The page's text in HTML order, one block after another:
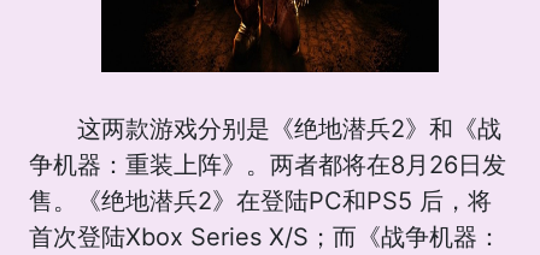
这两款游戏分别是《绝地潜兵2》和《战
争机器：重装上阵》。两者都将在8月26日发
售。《绝地潜兵2》在登陆PC和PS5 后，将
首次登陆Xbox Series X/S；而《战争机器：